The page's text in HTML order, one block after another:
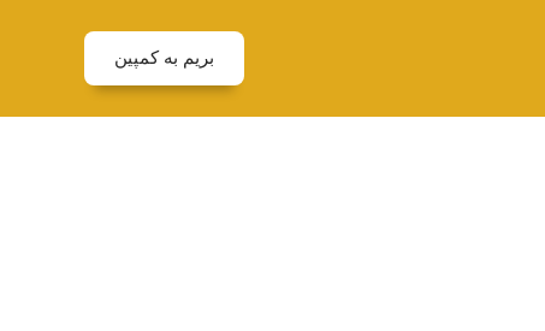
بریم به کمپین